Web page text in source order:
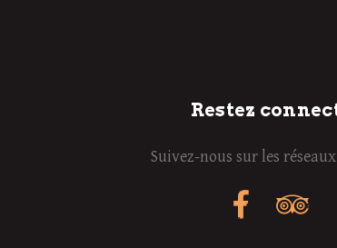
Restez
Suivez-nous sur les